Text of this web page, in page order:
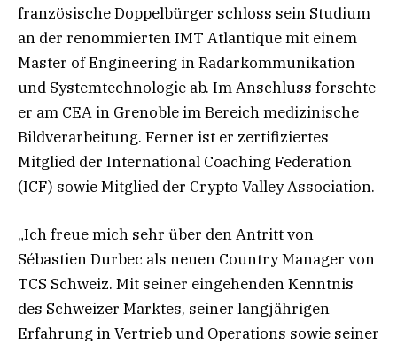
französische Doppelbürger schloss sein Studium
an der renommierten IMT Atlantique mit einem
Master of Engineering in Radarkommunikation
und Systemtechnologie ab. Im Anschluss forschte
er am CEA in Grenoble im Bereich medizinische
Bildverarbeitung. Ferner ist er zertifiziertes
Mitglied der International Coaching Federation
(ICF) sowie Mitglied der Crypto Valley Association.
„Ich freue mich sehr über den Antritt von
Sébastien Durbec als neuen Country Manager von
TCS Schweiz. Mit seiner eingehenden Kenntnis
des Schweizer Marktes, seiner langjährigen
Erfahrung in Vertrieb und Operations sowie seiner